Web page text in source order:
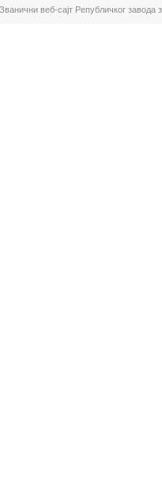
Званични веб-сајт Републичког